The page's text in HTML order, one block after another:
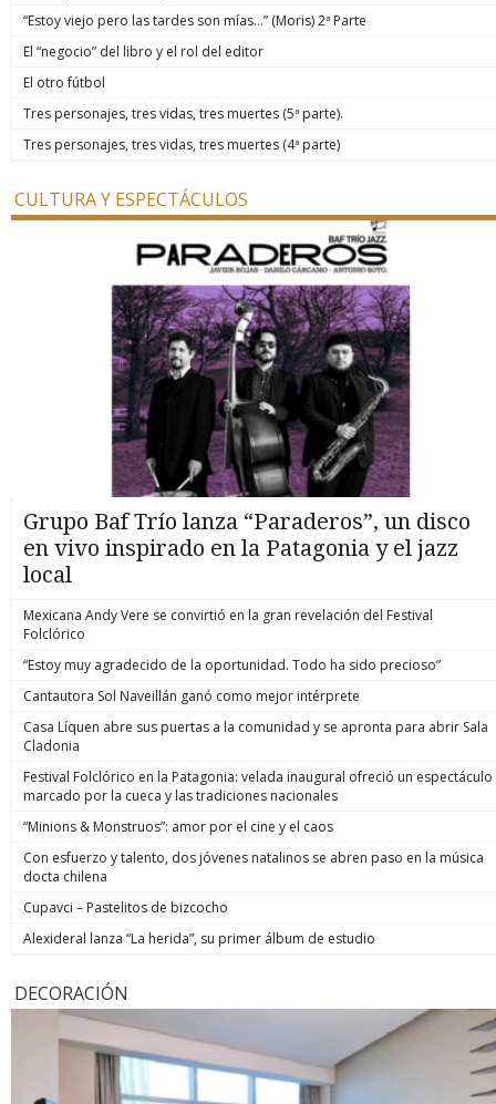
“Estoy viejo pero las tardes son mías…” (Moris) 2ª Parte
El “negocio” del libro y el rol del editor
El otro fútbol
Tres personajes, tres vidas, tres muertes (5ª parte).
Tres personajes, tres vidas, tres muertes (4ª parte)
CULTURA Y ESPECTÁCULOS
Grupo Baf Trío lanza “Paraderos”, un disco
en vivo inspirado en la Patagonia y el jazz
local
Mexicana Andy Vere se convirtió en la gran revelación del Festival
Folclórico
“Estoy muy agradecido de la oportunidad. Todo ha sido precioso”
Cantautora Sol Naveillán ganó como mejor intérprete
Casa Líquen abre sus puertas a la comunidad y se apronta para abrir Sala
Cladonia
Festival Folclórico en la Patagonia: velada inaugural ofreció un espectáculo
marcado por la cueca y las tradiciones nacionales
“Minions & Monstruos”: amor por el cine y el caos
Con esfuerzo y talento, dos jóvenes natalinos se abren paso en la música
docta chilena
Cupavci – Pastelitos de bizcocho
Alexideral lanza “La herida”, su primer álbum de estudio
DECORACIÓN